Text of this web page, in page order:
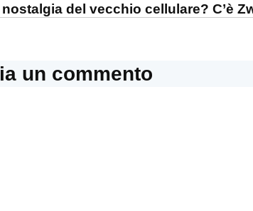
del vecchio cellulare? C’è
un commento